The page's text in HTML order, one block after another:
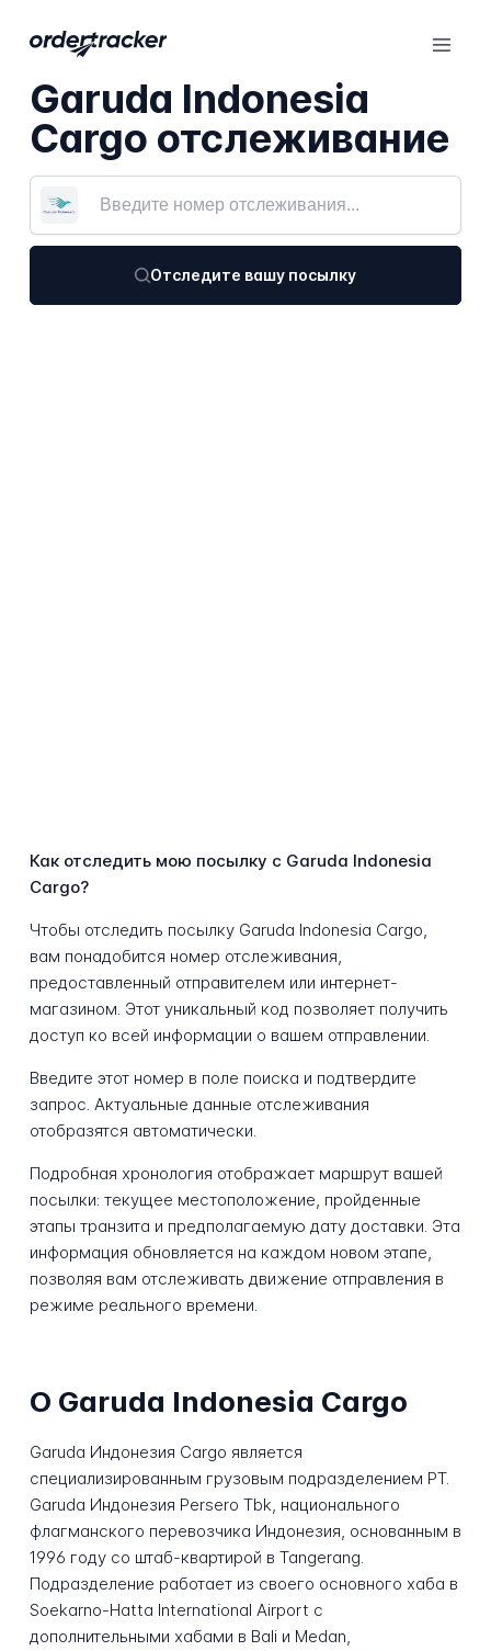
Garuda Indonesia
Cargo отслеживание
Отследите вашу посылку
Как отследить мою посылку с Garuda Indonesia
Cargo?
Чтобы отследить посылку Garuda Indonesia Cargo,
вам понадобится номер отслеживания,
предоставленный отправителем или интернет-
магазином. Этот уникальный код позволяет получить
доступ ко всей информации о вашем отправлении.
Введите этот номер в поле поиска и подтвердите
запрос. Актуальные данные отслеживания
отобразятся автоматически.
Подробная хронология отображает маршрут вашей
посылки: текущее местоположение, пройденные
этапы транзита и предполагаемую дату доставки. Эта
информация обновляется на каждом новом этапе,
позволяя вам отслеживать движение отправления в
режиме реального времени.
О Garuda Indonesia Cargo
Garuda Индонезия Cargo является
специализированным грузовым подразделением PT.
Garuda Индонезия Persero Tbk, национального
флагманского перевозчика Индонезия, основанным в
1996 году со штаб-квартирой в Tangerang.
Подразделение работает из своего основного хаба в
Soekarno-Hatta International Airport с
дополнительными хабами в Bali и Medan,